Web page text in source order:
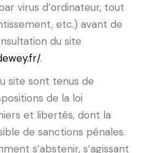
virus d’ordinateur, tout
etc.) avant de
du site
.
site sont tenus de
de la loi
et libertés, dont la
de sanctions pénales.
s’abstenir, s’agissant